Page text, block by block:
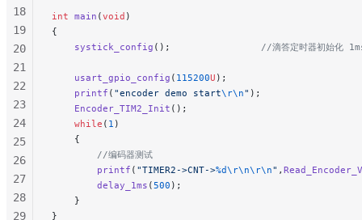
int main (void )
{
    systick_config
();
//滴答定时器初始化
    usart_gpio_config
( 115200U );
    printf
( "encoder demo start\r\n" );
    Encoder_TIM2_Init
();
    while
( 1 )
    {
        //编码器测试
        printf
( "TIMER2->CNT->%d\r\n\r\n" ,
        delay_1ms
( 500 );
    }
}
18
19
20
21
22
23
24
25
26
27
28
29